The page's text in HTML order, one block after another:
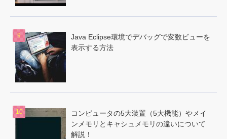
Java Eclipse環境でデバッグで変数ビューを
表示する方法
コンピュータの5大装置（5大機能）やメイ
ンメモリとキャシュメモリの違いについて
解説！